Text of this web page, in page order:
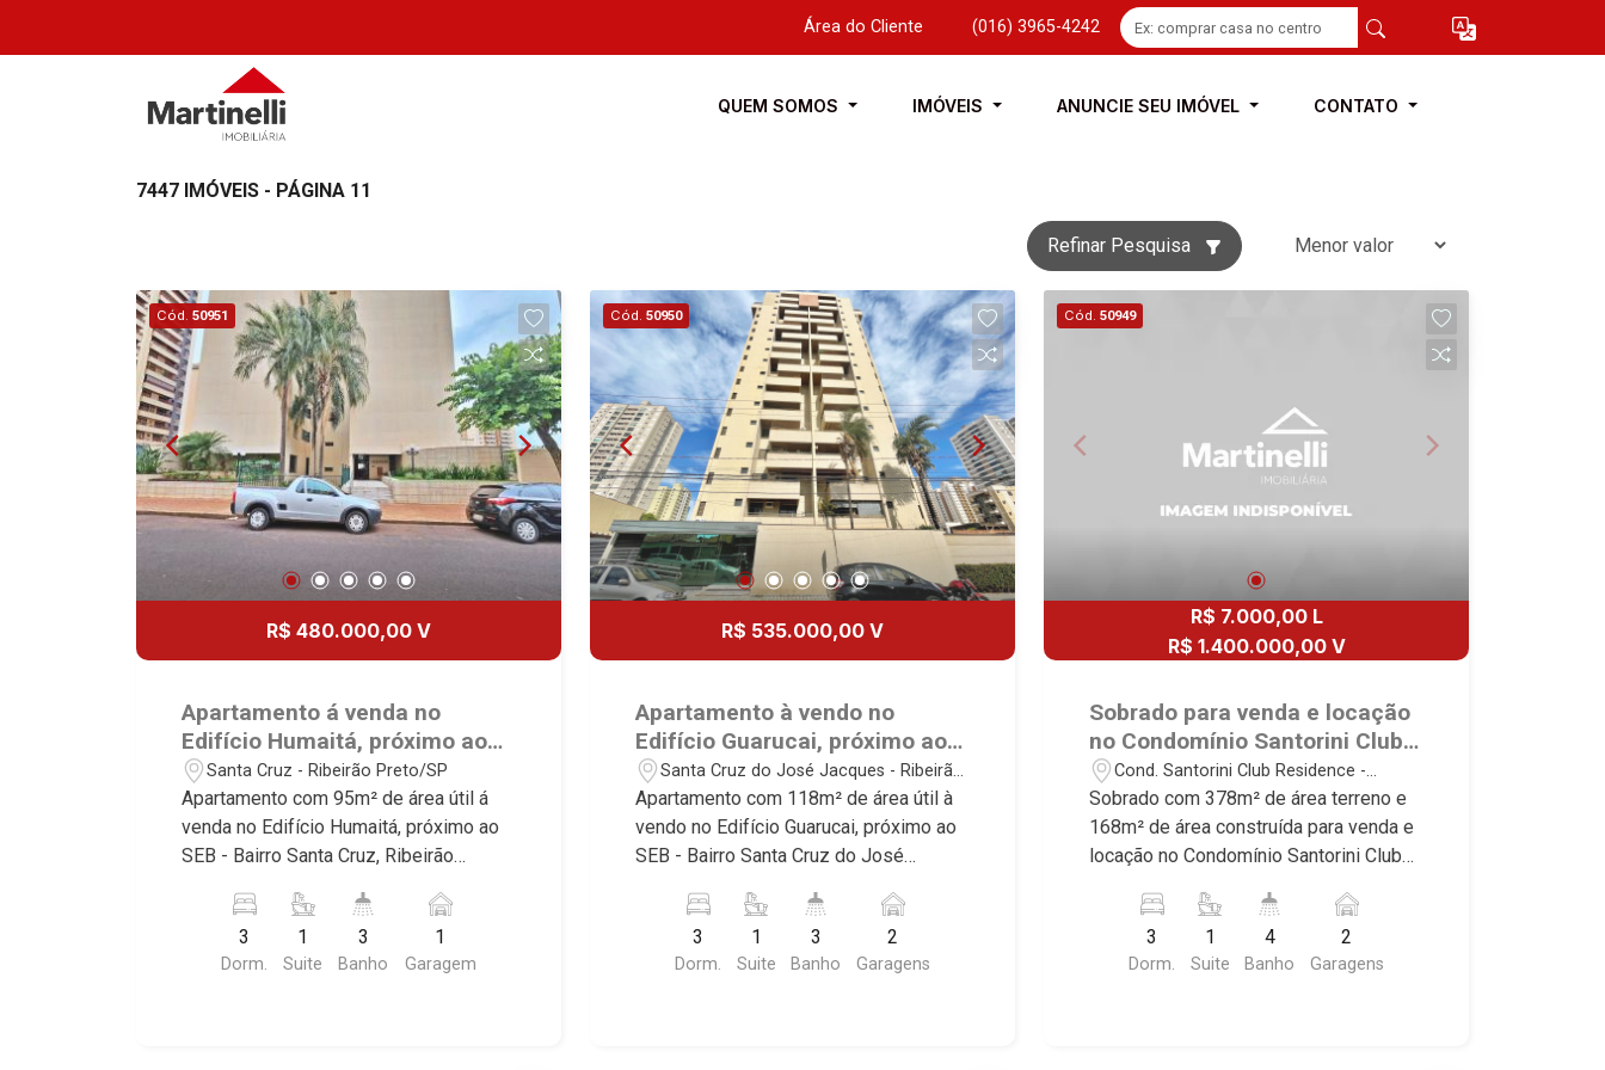
Área do Cliente (016) 3965-4242
QUEM SOMOS IMÓVEIS ANUNCIE SEU IMÓVEL CONTATO
7447 IMÓVEIS - PÁGINA 11
Refinar Pesquisa
Cód. 50951
R$ 480.000,00 V
Apartamento á venda no
Edifício Humaitá, próximo ao
SEB - Ribeirão Preto/SP.
Santa Cruz - Ribeirão Preto/SP
Apartamento com 95m² de área útil á
venda no Edifício Humaitá, próximo ao
SEB - Bairro Santa Cruz, Ribeirão
deste imóvel que a Martinelli
Imobiliária selecionou para você: -
95m² de área útil - 3 dormitórios com
3
Dorm.
1
Suite
3
Banho
1
Garagem
Cód. 50950
R$ 535.000,00 V
Apartamento à vendo no
Edifício Guarucai, próximo ao
SEB - Ribeirão Preto/SP.
Santa Cruz do José Jacques - Ribeirão
Preto/SP
Apartamento com 118m² de área útil à
vendo no Edifício Guarucai, próximo ao
SEB - Bairro Santa Cruz do José
as características deste imóvel que a
Martinelli Imobiliária selecionou para
você: - 118m² de área útil - 3
3
Dorm.
1
Suite
3
Banho
2
Garagens
Cód. 50949
R$ 7.000,00 L
R$ 1.400.000,00 V
Sobrado para venda e locação
no Condomínio Santorini Club
Residence, próximo ao Parque
Uber Sul - Ribeirão Preto/SP.
Cond. Santorini Club Residence -
Ribeirão Preto/SP
Sobrado com 378m² de área terreno e
168m² de área construída para venda e
locação no Condomínio Santorini Club
- Bairro Cond. Santorini Club Residence,
Ribeirão Preto/SP. Conheça as
características deste imóvel que a
3
Dorm.
1
Suite
4
Banho
2
Garagens